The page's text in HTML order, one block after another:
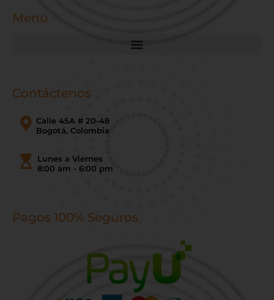
Menú
Contáctenos
Calle 45A # 20-48
Bogotá, Colombia
Lunes a Viernes
8:00 am - 6:00 pm
Pagos 100% Seguros